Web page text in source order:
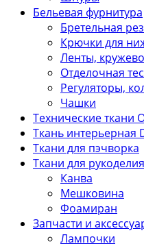
Бельевая фурнитура
Бретельная
Крючки для
Ленты, кружево
Отделочная
Регуляторы,
Чашки
Технические
Ткань интерьерная
Ткани для пэчворка
Ткани для рукоделия
Канва
Мешковина
Фоамиран
Запчасти и
Лампочки